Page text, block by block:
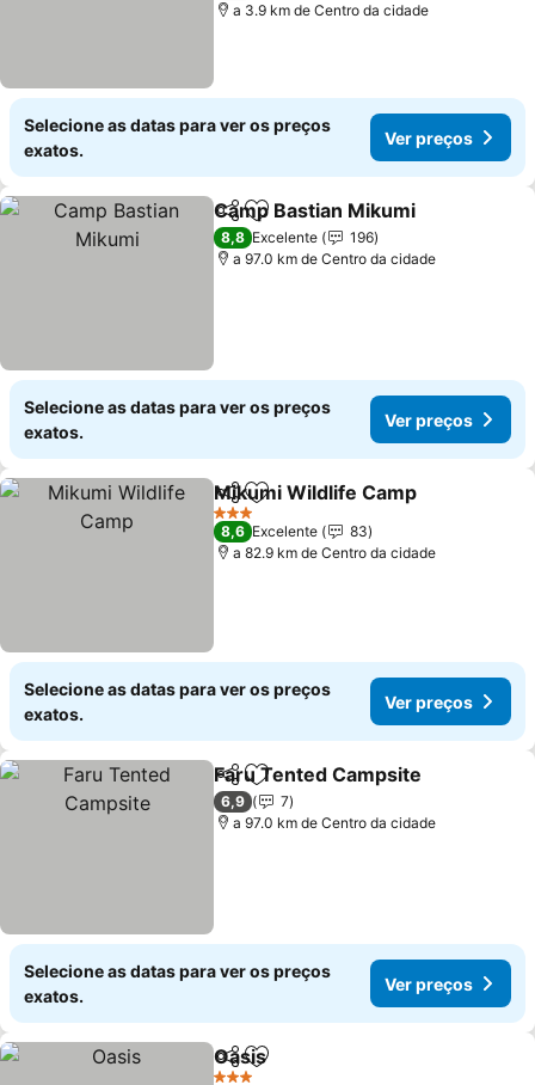
a 3.9 km de Centro da cidade
Selecione as datas para ver os preços
exatos.
Ver preços
PartilharAdicionar aos favoritos
Camp Bastian Mikumi
8,8 Excelente
196
a 97.0 km de Centro da cidade
Selecione as datas para ver os preços
exatos.
Ver preços
PartilharAdicionar aos favoritos
Mikumi Wildlife Camp
3 Estrelas
8,6 Excelente
83
a 82.9 km de Centro da cidade
Selecione as datas para ver os preços
exatos.
Ver preços
PartilharAdicionar aos favoritos
Faru Tented Campsite
6,9
7
a 97.0 km de Centro da cidade
Selecione as datas para ver os preços
exatos.
Ver preços
PartilharAdicionar aos favoritos
Oasis